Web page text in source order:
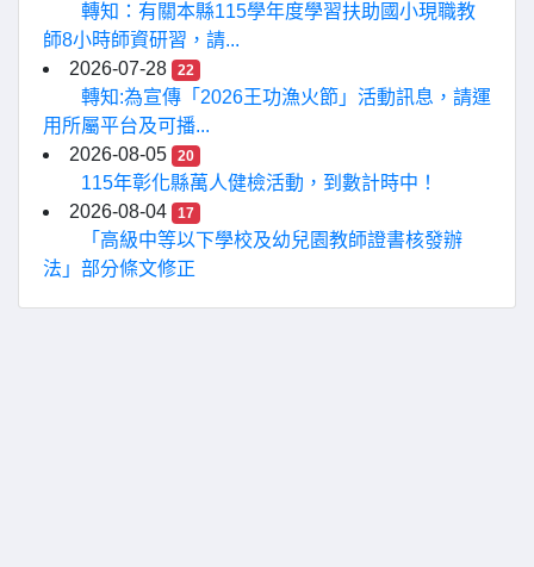
轉知：有關本縣115學年度學習扶助國小現職教
師8小時師資研習，請...
2026-07-28
22
轉知:為宣傳「2026王功漁火節」活動訊息，請運
用所屬平台及可播...
2026-08-05
20
115年彰化縣萬人健檢活動，到數計時中！
2026-08-04
17
「高級中等以下學校及幼兒園教師證書核發辦
法」部分條文修正